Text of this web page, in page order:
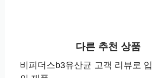
다른 추천 상품
비피더스b3유산균 고객 리뷰로